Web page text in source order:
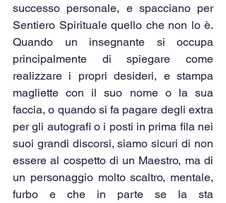
successo personale, e spacciano per
Sentiero Spirituale quello che non lo è.
Quando un insegnante si occupa
principalmente di spiegare come
realizzare i propri desideri, e stampa
magliette con il suo nome o la sua
faccia, o quando si fa pagare degli extra
per gli autografi o i posti in prima fila nei
suoi grandi discorsi, siamo sicuri di non
essere al cospetto di un Maestro, ma di
un personaggio molto scaltro, mentale,
furbo e che in parte se la sta